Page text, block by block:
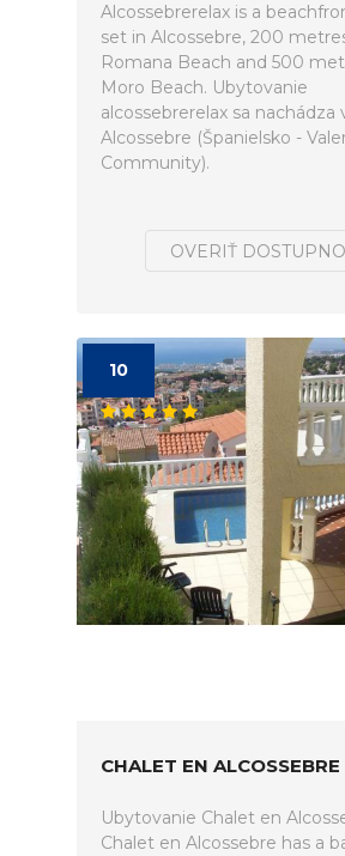
Alcossebrerelax is a
set in Alcossebre, 200
Romana Beach and 500
Moro Beach. Ubytovanie
alcossebrerelax sa nachádza
Alcossebre (Španielsko -
Community).
OVERIŤ
10
CHALET EN ALCOSSEBRE
Ubytovanie Chalet en
Chalet en Alcossebre has a